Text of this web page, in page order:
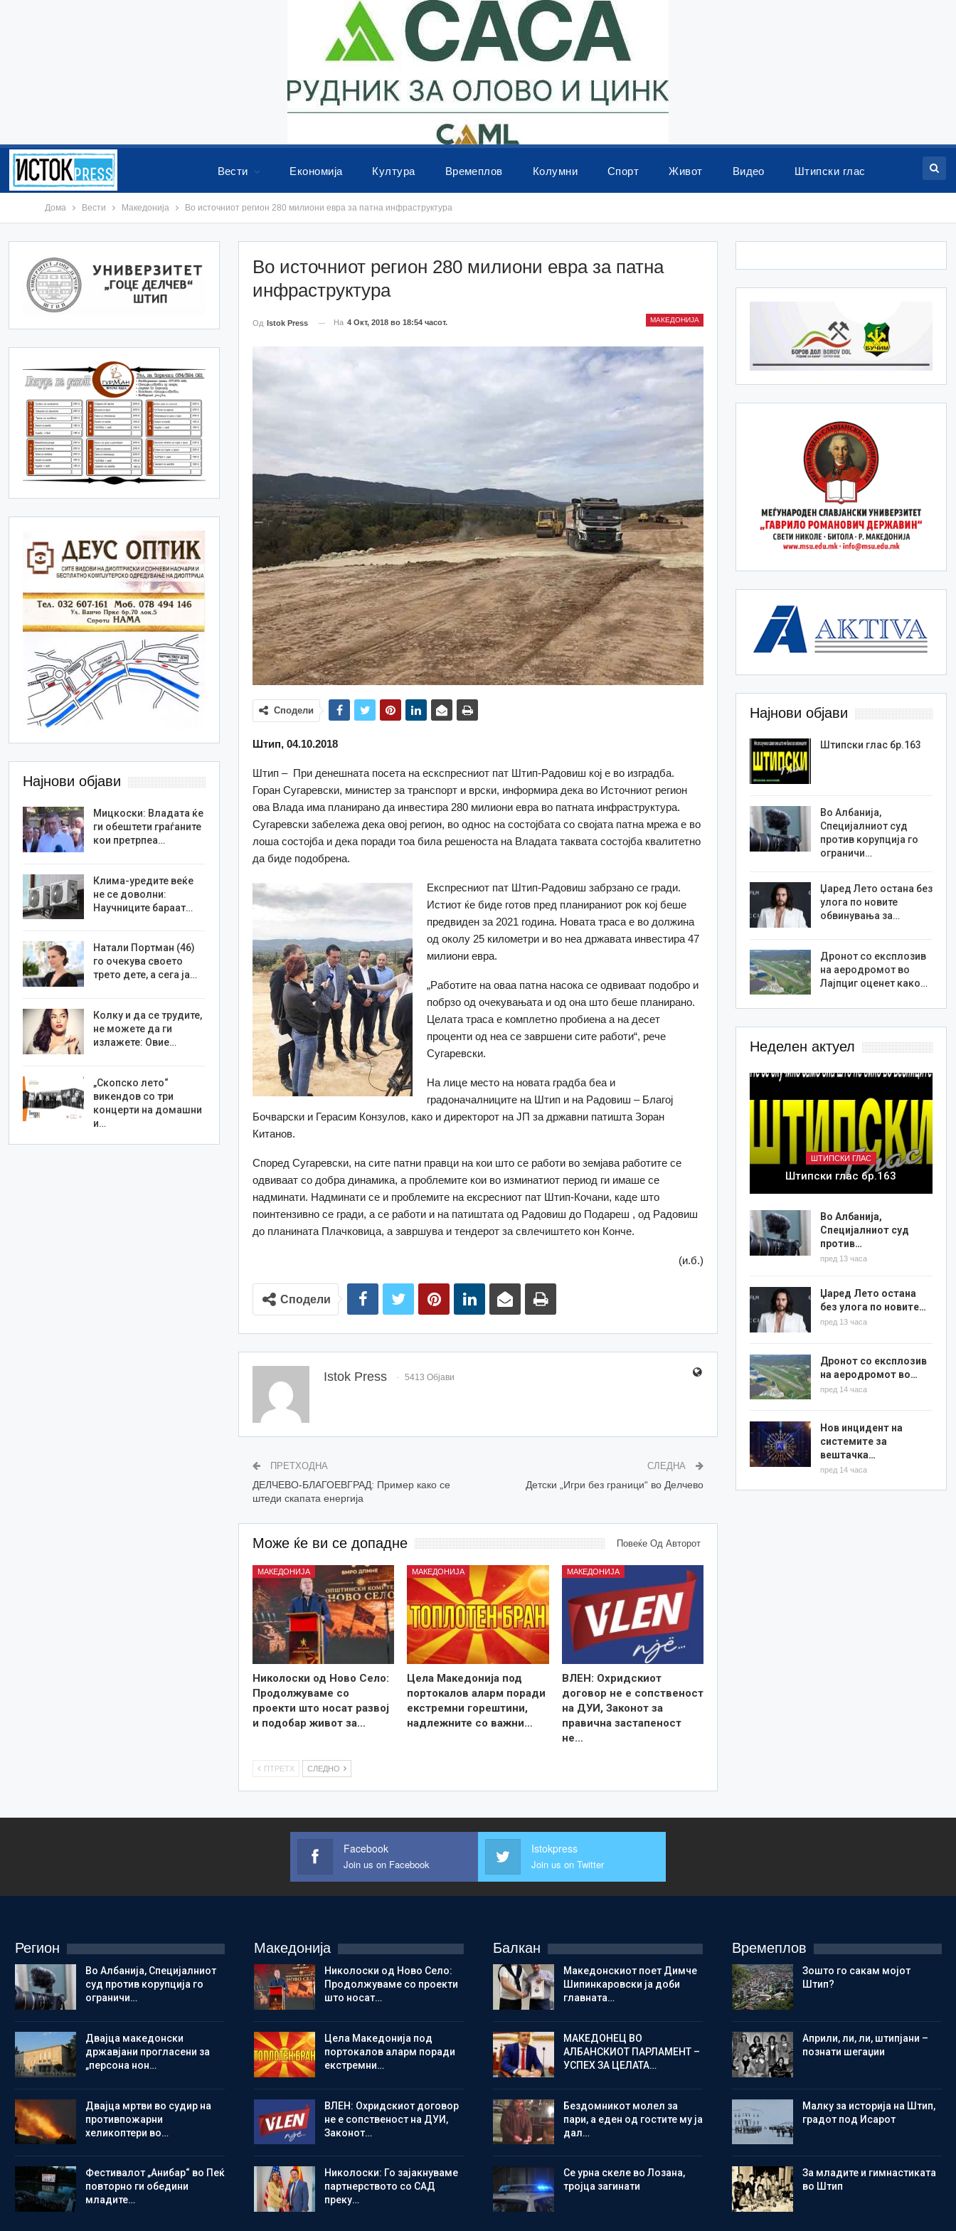
Вести Економија Култура Времеплов Колумни Спорт Живот Видео Штипски глас
Дома Вести Македонија Во источниот регион 280 милиони евра за патна инфраструктура
Во источниот регион 280 милиони евра за патна
инфраструктура
МАКЕДОНИЈА
Од Istok Press На 4 Окт, 2018 во 18:54 часот.
Сподели
Штип, 04.10.2018
Штип – При денешната посета на ескспресниот пат Штип-Радовиш кој е во изградба.
Горан Сугаревски, министер за транспорт и врски, информира дека во Источниот регион
ова Влада има планирано да инвестира 280 милиони евра во патната инфраструктура.
Сугаревски забележа дека овој регион, во однос на состојбата со својата патна мрежа е во
лоша состојба и дека поради тоа била решеноста на Владата таквата состојба квалитетно
да биде подобрена.
Експресниот пат Штип-Радовиш забрзано се гради.
Истиот ќе биде готов пред планираниот рок кој беше
предвиден за 2021 година. Новата траса е во должина
од околу 25 километри и во неа државата инвестира 47
милиони евра.
„Работите на оваа патна насока се одвиваат подобро и
побрзо од очекувањата и од она што беше планирано.
Целата траса е комплетно пробиена а на десет
проценти од неа се завршени сите работи“, рече
Сугаревски.
На лице место на новата градба беа и
градоначалниците на Штип и на Радовиш – Благој
Бочварски и Герасим Конзулов, како и директорот на ЈП за државни патишта Зоран
Китанов.
Според Сугаревски, на сите патни правци на кои што се работи во земјава работите се
одвиваат со добра динамика, а проблемите кои во изминатиот период ги имаше се
надминати. Надминати се и проблемите на ексресниот пат Штип-Кочани, каде што
поинтензивно се гради, а се работи и на патиштата од Радовиш до Подареш , од Радовиш
до планината Плачковица, а завршува и тендерот за свлечиштето кон Конче.
(и.б.)
Сподели
Istok Press 5413 Објави
ПРЕТХОДНА
ДЕЛЧЕВО-БЛАГОЕВГРАД: Пример како се
штеди скапата енергија
СЛЕДНА
Детски „Игри без граници“ во Делчево
Може ќе ви се допадне Повеќе Од Авторот
МАКЕДОНИЈА
Николоски од Ново Село:
Продолжуваме со
проекти што носат развој
и подобар живот за…
МАКЕДОНИЈА
Цела Македонија под
портокалов аларм поради
екстремни горештини,
надлежните со важни…
МАКЕДОНИЈА
ВЛЕН: Охридскиот
договор не е сопственост
на ДУИ, Законот за
правична застапеност
не…
ПТРЕТХ СЛЕДНО
Најнови објави
Штипски глас бр.163
Во Албанија,
Специјалниот суд
против корупција го
ограничи…
Џаред Лето остана без
улога по новите
обвинувања за…
Дронот со експлозив
на аеродромот во
Лајпциг оценет како…
Неделен актуел
ШТИПСКИ ГЛАС
Штипски глас бр.163
Во Албанија,
Специјалниот суд
против…
пред 13 часа
Џаред Лето остана
без улога по новите…
пред 13 часа
Дронот со експлозив
на аеродромот во…
пред 14 часа
Нов инцидент на
системите за
вештачка…
пред 14 часа
Најнови објави
Мицкоски: Владата ќе
ги обештети граѓаните
кои претрпеа…
Клима-уредите веќе
не се доволни:
Научниците бараат…
Натали Портман (46)
го очекува своето
трето дете, а сега ја…
Колку и да се трудите,
не можете да ги
излажете: Овие…
„Скопско лето“
викендов со три
концерти на домашни
и…
Facebook
Join us on Facebook
Istokpress
Join us on Twitter
Регион
Во Албанија, Специјалниот
суд против корупција го
ограничи…
Двајца македонски
државјани прогласени за
„персона нон…
Двајца мртви во судир на
противпожарни
хеликоптери во…
Фестивалот „Анибар“ во Пеќ
повторно ги обедини
младите…
Македонија
Николоски од Ново Село:
Продолжуваме со проекти
што носат…
Цела Македонија под
портокалов аларм поради
екстремни…
ВЛЕН: Охридскиот договор
не е сопственост на ДУИ,
Законот…
Николоски: Го зајакнуваме
партнерството со САД
преку…
Балкан
Македонскиот поет Димче
Шипинкаровски ја доби
главната…
МАКЕДОНЕЦ ВО
АЛБАНСКИОТ ПАРЛАМЕНТ –
УСПЕХ ЗА ЦЕЛАТА…
Бездомникот молел за
пари, а еден од гостите му ја
дал…
Се урна скеле во Лозана,
тројца загинати
Времеплов
Зошто го сакам мојот
Штип?
Aприли, ли, ли, штипјани –
познати шегаџии
Малку за историја на Штип,
градот под Исарот
Зa младите и гимнастиката
во Штип